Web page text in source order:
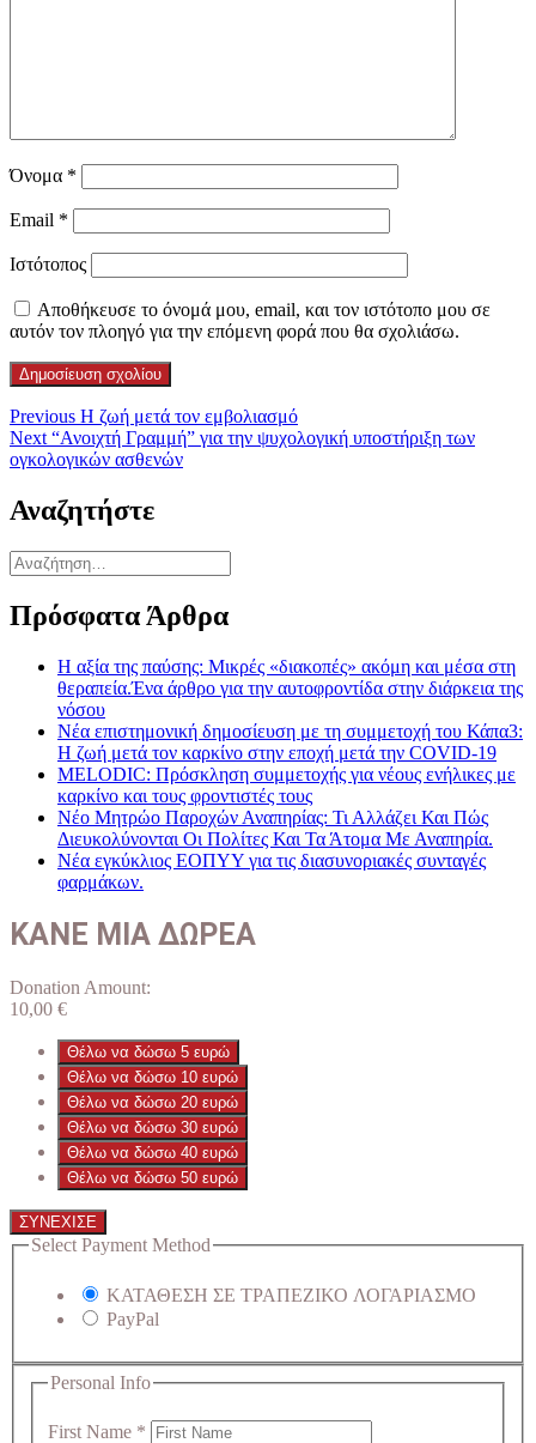
Όνομα *
Email *
Ιστότοπος
Αποθήκευσε το όνομά μου, email, και τον ιστότοπο μου σε
αυτόν τον πλοηγό για την επόμενη φορά που θα σχολιάσω.
Πλοήγηση
άρθρων
Previous Previous
post:
Η ζωή μετά τον εμβολιασμό
Next Next
post:
“Ανοιχτή Γραμμή” για την ψυχολογική υποστήριξη των
ογκολογικών ασθενών
Αναζητήστε
Αναζήτηση
για:
Πρόσφατα Άρθρα
Η αξία της παύσης: Μικρές «διακοπές» ακόμη και μέσα στη
θεραπεία.Ένα άρθρο για την αυτοφροντίδα στην διάρκεια της
νόσου
Νέα επιστημονική δημοσίευση με τη συμμετοχή του Κάπα3:
Η ζωή μετά τον καρκίνο στην εποχή μετά την COVID-19
MELODIC: Πρόσκληση συμμετοχής για νέους ενήλικες με
καρκίνο και τους φροντιστές τους
Νέο Μητρώο Παροχών Αναπηρίας: Τι Αλλάζει Και Πώς
Διευκολύνονται Οι Πολίτες Και Τα Άτομα Με Αναπηρία.
Νέα εγκύκλιος ΕΟΠΥΥ για τις διασυνοριακές συνταγές
φαρμάκων.
ΚΑΝΕ ΜΙΑ ΔΩΡΕΑ
Donation Amount:
10,00 €
Θέλω να δώσω 5 ευρώ
Θέλω να δώσω 10 ευρώ
Θέλω να δώσω 20 ευρώ
Θέλω να δώσω 30 ευρώ
Θέλω να δώσω 40 ευρώ
Θέλω να δώσω 50 ευρώ
ΣΥΝΕΧΙΣΕ
Select Payment Method
ΚΑΤΑΘΕΣΗ ΣΕ ΤΡΑΠΕΖΙΚΟ ΛΟΓΑΡΙΑΣΜΟ
PayPal
Personal Info
First Name *